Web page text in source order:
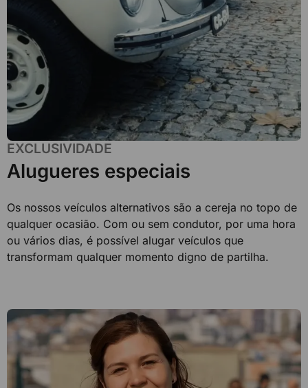
EXCLUSIVIDADE
Alugueres especiais
Os nossos veículos alternativos são a cereja no topo de
qualquer ocasião. Com ou sem condutor, por uma hora
ou vários dias, é possível alugar veículos que
transformam qualquer momento digno de partilha.